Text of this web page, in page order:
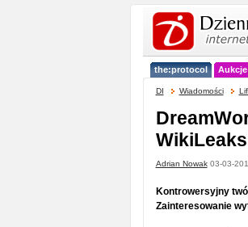
the:protocol Aukcje
DI Wiadomości
Adrian Nowak03-03-
Kontrowersyjny
Zainteresowanie